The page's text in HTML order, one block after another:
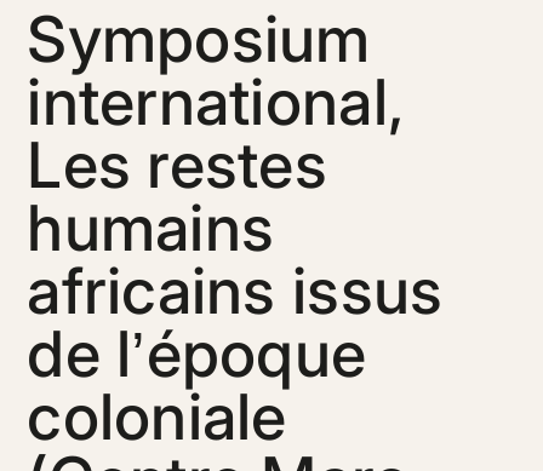
Symposium
international,
Les restes
humains
africains issus
de l’époque
coloniale